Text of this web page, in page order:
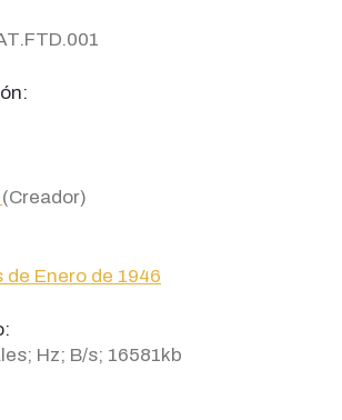
(Creador)
de Enero de 1946
Hz; B/s; 16581kb